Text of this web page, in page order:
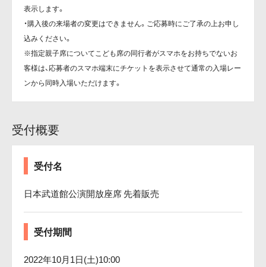
表示します。
・購入後の来場者の変更はできません。ご応募時にご了承の上お申し
込みください。
※指定親子席についてこども席の同行者がスマホをお持ちでないお
客様は、応募者のスマホ端末にチケットを表示させて通常の入場レー
ンから同時入場いただけます。
受付概要
受付名
日本武道館公演開放座席 先着販売
受付期間
2022年10月1日(土)10:00